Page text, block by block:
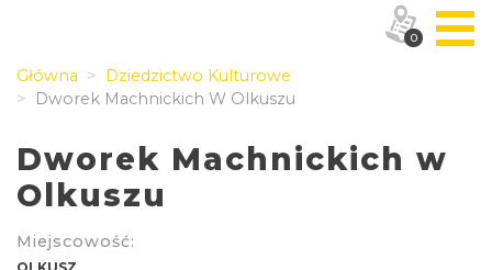
Główna
Dziedzictwo Kulturowe
Dworek Machnickich W Olkuszu
Dworek Machnickich w
Olkuszu
Miejscowość:
0